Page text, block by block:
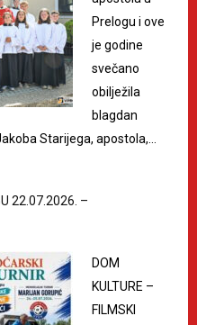
Prelogu i ove
je godine
svečano
obilježila
blagdan
Starijega, apostola,…
22.07.2026. –
DOM
KULTURE –
FILMSKI